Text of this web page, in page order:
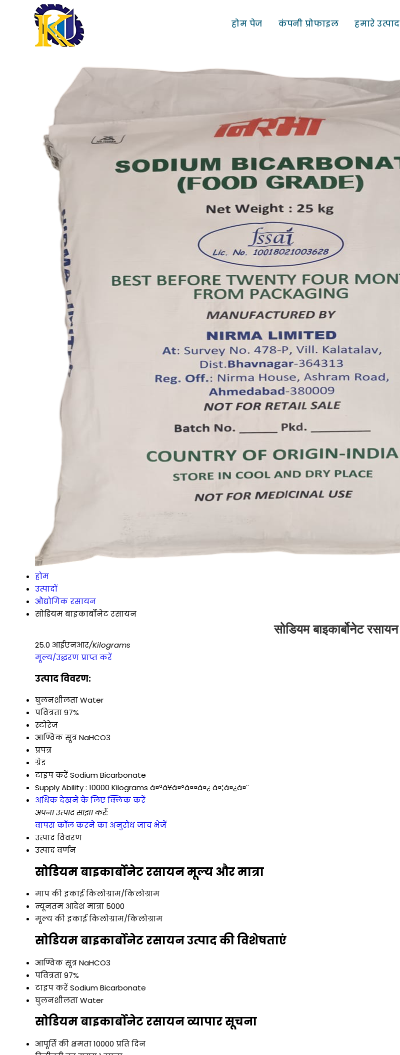
होम पेज कंपनी प्रोफाइल हमारे उत्पाद
होम
उत्पादों
औद्योगिक रसायन
सोडियम बाइकार्बोनेट रसायन
सोडियम बाइकार्बोनेट रसायन
25.0 आईएनआर/Kilograms
मूल्य/उद्धरण प्राप्त करें
उत्पाद विवरण:
घुलनशीलताWater
पवित्रता97%
स्टोरेज
आण्विक सूत्रNaHCO3
प्रपत्र
ग्रेड
टाइप करेंSodium Bicarbonate
Supply Ability : 10000 Kilograms à¤ªà¥à¤°à¤¤à¤¿ à¤¦à¤¿à¤¨
अधिक देखने के लिए क्लिक करें
अपना उत्पाद साझा करें:
वापस कॉल करने का अनुरोधजांच भेजें
उत्पाद विवरण
उत्पाद वर्णन
सोडियम बाइकार्बोनेट रसायन मूल्य और मात्रा
माप की इकाईकिलोग्राम/किलोग्राम
न्यूनतम आदेश मात्रा 5000
मूल्य की इकाईकिलोग्राम/किलोग्राम
सोडियम बाइकार्बोनेट रसायन उत्पाद की विशेषताएं
आण्विक सूत्रNaHCO3
पवित्रता97%
टाइप करेंSodium Bicarbonate
घुलनशीलताWater
सोडियम बाइकार्बोनेट रसायन व्यापार सूचना
आपूर्ति की क्षमता10000 प्रति दिन